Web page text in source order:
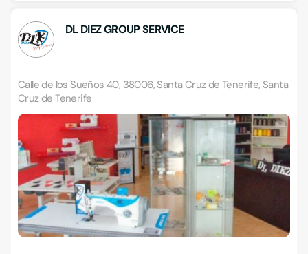
DL DIEZ GROUP SERVICE
Calle de los Sueños 40, 38006, Santa Cruz de Tenerife, Santa
Cruz de Tenerife